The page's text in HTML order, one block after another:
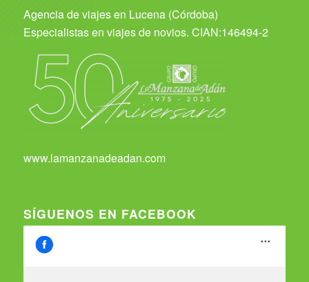
Agencia de viajes en Lucena (Córdoba)
Especialistas en viajes de novios. CIAN:146494-2
www.lamanzanadeadan.com
SÍGUENOS EN FACEBOOK